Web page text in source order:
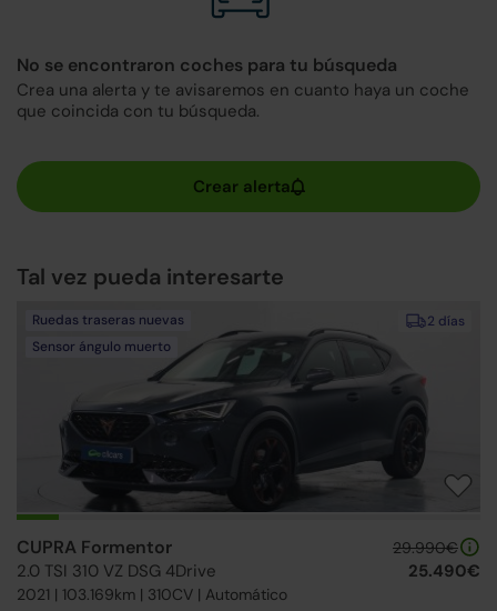
No se encontraron coches para tu búsqueda
Crea una alerta y te avisaremos en cuanto haya un coche
que coincida con tu búsqueda.
Tal vez pueda interesarte
2 días
Ruedas traseras nuevas
Sensor ángulo muerto
CUPRA Formentor
2.0 TSI 310 VZ DSG 4Drive
2021 | 103.169km | 310CV | Automático
29.990€
25.490€